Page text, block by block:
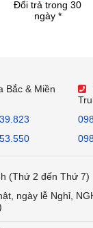
Đổi trả trong 30
ngày *
Bắc & Miền
(Thứ 2 đến Thứ 7)
ngày lễ Nghỉ,